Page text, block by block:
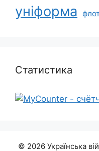
уніформа
Статистика
© 2026 Українська